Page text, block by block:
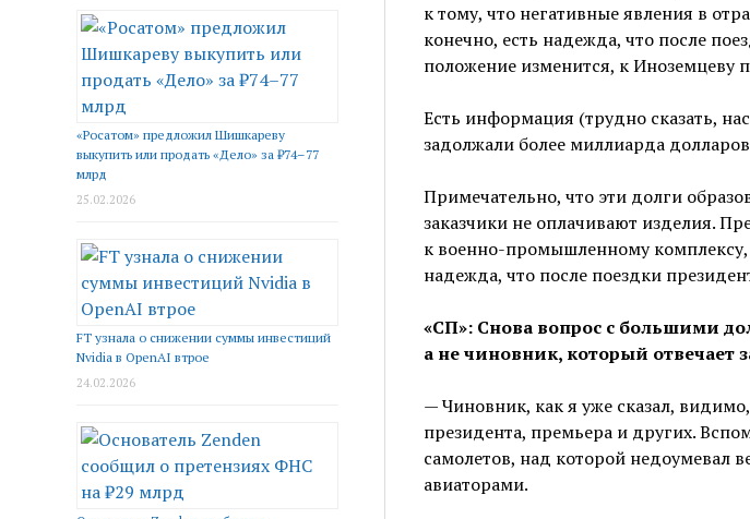
«Росатом» предложил Шишкареву
выкупить или продать «Дело» за ₽74–77
млрд
25.02.2026
FT узнала о снижении суммы инвестиций
Nvidia в OpenAI втрое
24.02.2026
к тому, что негативные явления в
конечно, есть надежда, что после
положение изменится, к Иноземцеву
Есть информация (трудно сказать,
задолжали более миллиарда
Примечательно, что эти долги
заказчики не оплачивают изделия.
к военно-промышленному комплексу,
надежда, что после поездки
«СП»: Снова вопрос с большими
а не чиновник, который отвечает
— Чиновник, как я уже сказал,
президента, премьера и других.
самолетов, над которой недоумевал
авиаторами.